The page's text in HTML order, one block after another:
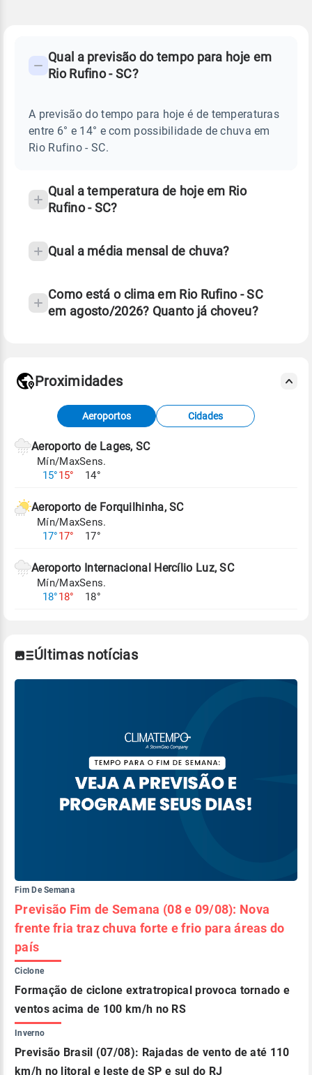
PREVISÃO
TEMPO
RUFINO
Perguntas
sobre
chuva
Qual a previsão do tempo para hoje em
Rio Rufino - SC?
A previsão do tempo para hoje é de temperaturas
entre 6° e 14° e com possibilidade de chuva em
Rio Rufino - SC.
Qual a temperatura de hoje em Rio
Rufino - SC?
Qual a média mensal de chuva?
Como está o clima em Rio Rufino - SC
em agosto/2026? Quanto já choveu?
Fonte: dados combinados de estações
meteorológicas e satélite do Centro de Previsão
de Tempo e Estudos Climáticos (CPTEC).
Para obter mais informações sobre os dados
Proximidades
Aeroportos Cidades
Aeroporto de Lages, SC
Mín/Max
15°15°
Sens.
14°
Aeroporto de Forquilhinha, SC
Mín/Max
17°17°
Sens.
17°
Aeroporto Internacional Hercílio Luz, SC
Mín/Max
18°18°
Sens.
18°
Últimas notícias
Fim De Semana
Previsão Fim de Semana (08 e 09/08): Nova
frente fria traz chuva forte e frio para áreas do
país
Ciclone
Formação de ciclone extratropical provoca tornado e
ventos acima de 100 km/h no RS
Inverno
Previsão Brasil (07/08): Rajadas de vento de até 110
km/h no litoral e leste de SP e sul do RJ